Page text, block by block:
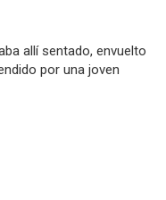
allí sentado, envuelto
por una joven